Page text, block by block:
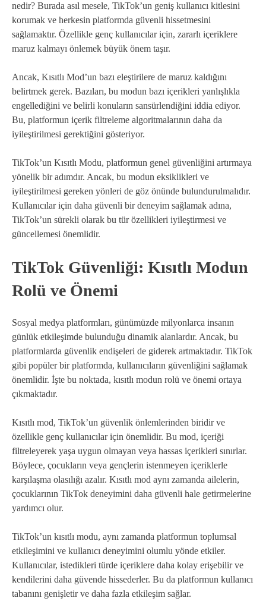
nedir? Burada asıl mesele, TikTok’un geniş kullanıcı kitlesini
korumak ve herkesin platformda güvenli hissetmesini
sağlamaktır. Özellikle genç kullanıcılar için, zararlı içeriklere
maruz kalmayı önlemek büyük önem taşır.
Ancak, Kısıtlı Mod’un bazı eleştirilere de maruz kaldığını
belirtmek gerek. Bazıları, bu modun bazı içerikleri yanlışlıkla
engellediğini ve belirli konuların sansürlendiğini iddia ediyor.
Bu, platformun içerik filtreleme algoritmalarının daha da
iyileştirilmesi gerektiğini gösteriyor.
TikTok’un Kısıtlı Modu, platformun genel güvenliğini artırmaya
yönelik bir adımdır. Ancak, bu modun eksiklikleri ve
iyileştirilmesi gereken yönleri de göz önünde bulundurulmalıdır.
Kullanıcılar için daha güvenli bir deneyim sağlamak adına,
TikTok’un sürekli olarak bu tür özellikleri iyileştirmesi ve
güncellemesi önemlidir.
TikTok Güvenliği: Kısıtlı Modun
Rolü ve Önemi
Sosyal medya platformları, günümüzde milyonlarca insanın
günlük etkileşimde bulunduğu dinamik alanlardır. Ancak, bu
platformlarda güvenlik endişeleri de giderek artmaktadır. TikTok
gibi popüler bir platformda, kullanıcıların güvenliğini sağlamak
önemlidir. İşte bu noktada, kısıtlı modun rolü ve önemi ortaya
çıkmaktadır.
Kısıtlı mod, TikTok’un güvenlik önlemlerinden biridir ve
özellikle genç kullanıcılar için önemlidir. Bu mod, içeriği
filtreleyerek yaşa uygun olmayan veya hassas içerikleri sınırlar.
Böylece, çocukların veya gençlerin istenmeyen içeriklerle
karşılaşma olasılığı azalır. Kısıtlı mod aynı zamanda ailelerin,
çocuklarının TikTok deneyimini daha güvenli hale getirmelerine
yardımcı olur.
TikTok’un kısıtlı modu, aynı zamanda platformun toplumsal
etkileşimini ve kullanıcı deneyimini olumlu yönde etkiler.
Kullanıcılar, istedikleri türde içeriklere daha kolay erişebilir ve
kendilerini daha güvende hissederler. Bu da platformun kullanıcı
tabanını genişletir ve daha fazla etkileşim sağlar.